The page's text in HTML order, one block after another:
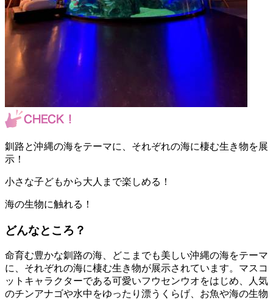
釧路と沖縄の海をテーマに、それぞれの海に棲む生き物を展
示！
小さな子どもから大人まで楽しめる！
海の生物に触れる！
どんなところ？
命育む豊かな釧路の海、どこまでも美しい沖縄の海をテーマ
に、それぞれの海に棲む生き物が展示されています。マスコ
ットキャラクターである可愛いフウセンウオをはじめ、人気
のチンアナゴや水中をゆったり漂うくらげ、お魚や海の生物